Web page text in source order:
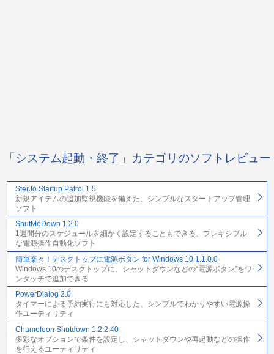
「システム起動・終了」カテゴリのソフトレビュー
SterJo Startup Patrol 1.5
新規アイテムの追加監視機能を備えた、シンプルなスタートアップ管理
ソフト
ShutMeDown 1.2.0
1週間分のスケジュールを細かく設定することもできる、フレキシブル
な電源操作自動化ソフト
簡単楽々！デスクトップに電源ボタン for Windows 10 1.1.0.0
Windows 10のデスクトップに、シャットダウンなどの“電源ボタン”をワ
ンタッチで追加できる
PowerDialog 2.0
タイマーによる予約実行にも対応した、シンプルでわかりやすい電源操
作ユーティリティ
Chameleon Shutdown 1.2.2.40
多彩なオプションで条件を設定し、シャットダウンや再起動などの操作
を行えるユーティリティ